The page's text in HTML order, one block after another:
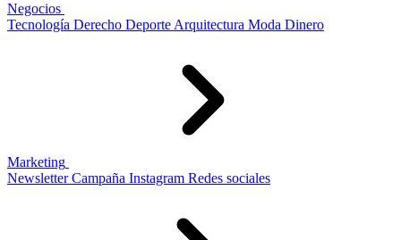
Negocios
Tecnología Derecho Deporte Arquitectura Moda Dinero
Marketing
Newsletter Campaña Instagram Redes sociales